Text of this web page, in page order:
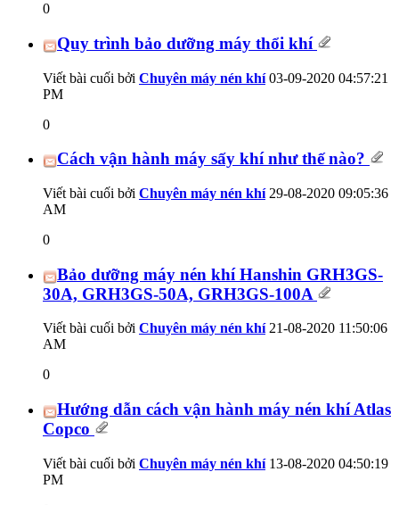
0
Quy trình bảo dưỡng máy thổi khí
Viết bài cuối bởi Chuyên máy nén khí03-09-2020 04:57:21
PM
0
Cách vận hành máy sấy khí như thế nào?
Viết bài cuối bởi Chuyên máy nén khí29-08-2020 09:05:36
AM
0
Bảo dưỡng máy nén khí Hanshin GRH3GS-
30A, GRH3GS-50A, GRH3GS-100A
Viết bài cuối bởi Chuyên máy nén khí21-08-2020 11:50:06
AM
0
Hướng dẫn cách vận hành máy nén khí Atlas
Copco
Viết bài cuối bởi Chuyên máy nén khí13-08-2020 04:50:19
PM